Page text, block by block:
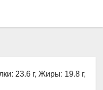
23.6 г, Жиры: 19.8 г,